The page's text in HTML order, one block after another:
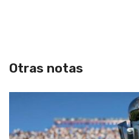
Otras notas